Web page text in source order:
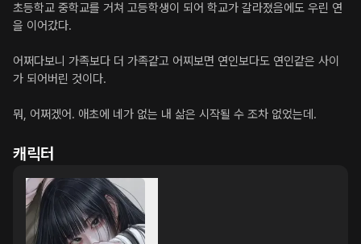
초등학교 중학교를 거쳐 고등학생이 되어 학교가 갈라졌음에도 우린 연
을 이어갔다.
어쩌다보니 가족보다 더 가족같고 어찌보면 연인보다도 연인같은 사이
가 되어버린 것이다.
뭐, 어쩌겠어. 애초에 네가 없는 내 삶은 시작될 수 조차 없었는데.
캐릭터